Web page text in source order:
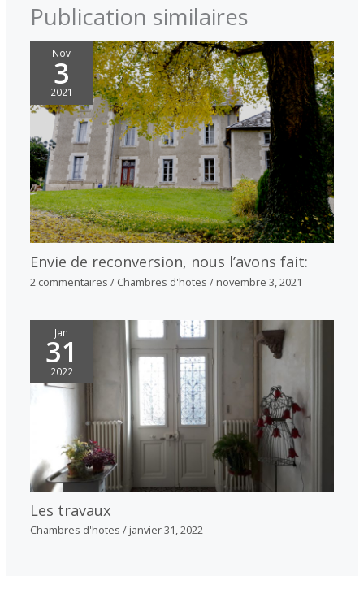
Publication similaires
Nov
3
2021
Envie de reconversion, nous l’avons fait:
2 commentaires / Chambres d'hotes / novembre 3, 2021
Jan
31
2022
Les travaux
Chambres d'hotes / janvier 31, 2022